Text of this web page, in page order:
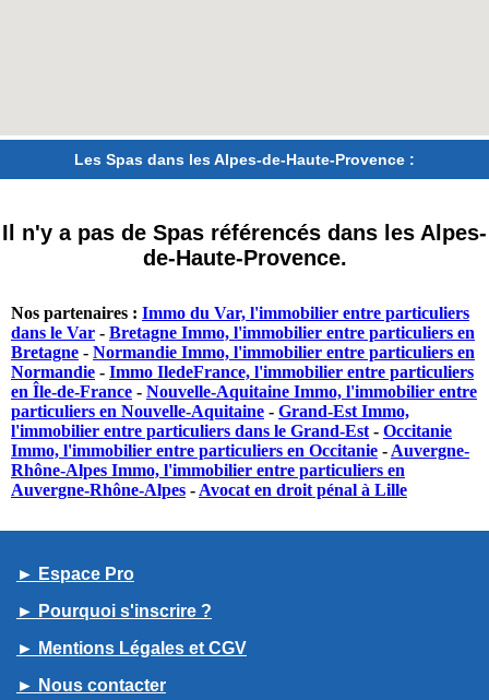
Les Spas dans les Alpes-de-Haute-Provence :
Il n'y a pas de Spas référencés dans les Alpes-
de-Haute-Provence.
Nos partenaires : Immo du Var, l'immobilier entre particuliers
dans le Var - Bretagne Immo, l'immobilier entre particuliers en
Bretagne - Normandie Immo, l'immobilier entre particuliers en
Normandie - Immo IledeFrance, l'immobilier entre particuliers
en Île-de-France - Nouvelle-Aquitaine Immo, l'immobilier entre
particuliers en Nouvelle-Aquitaine - Grand-Est Immo,
l'immobilier entre particuliers dans le Grand-Est - Occitanie
Immo, l'immobilier entre particuliers en Occitanie - Auvergne-
Rhône-Alpes Immo, l'immobilier entre particuliers en
Auvergne-Rhône-Alpes - Avocat en droit pénal à Lille
► Espace Pro
► Pourquoi s'inscrire ?
► Mentions Légales et CGV
► Nous contacter